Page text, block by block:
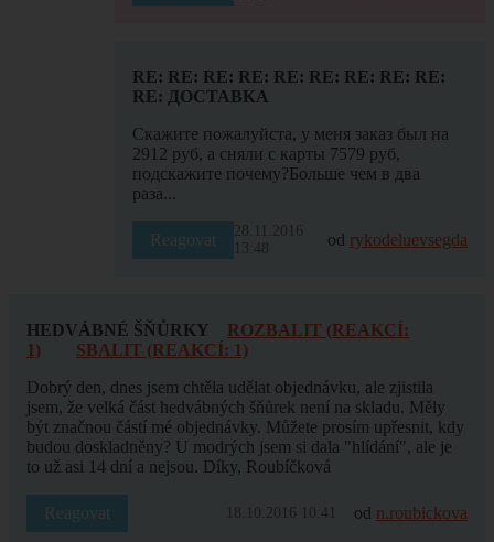
RE: RE: RE: RE: RE: RE: RE: RE: RE:
RE: ДОСТАВКА
Скажите пожалуйста, у меня заказ был на
2912 руб, а сняли с карты 7579 руб,
подскажите почему?Больше чем в два
раза...
Reagovat
28.11.2016
13:48
od rykodeluevsegda
HEDVÁBNÉ ŠŇŮRKY
ROZBALIT (REAKCÍ:
1)
SBALIT (REAKCÍ: 1)
Dobrý den, dnes jsem chtěla udělat objednávku, ale zjistila
jsem, že velká část hedvábných šňůrek není na skladu. Měly
být značnou částí mé objednávky. Můžete prosím upřesnit, kdy
budou doskladněny? U modrých jsem si dala "hlídání", ale je
to už asi 14 dní a nejsou. Díky, Roubíčková
Reagovat 18.10.2016 10:41 od n.roubickova